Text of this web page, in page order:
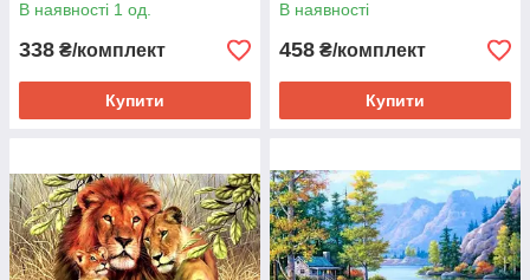
В наявності 1 од.
338 ₴/комплект
Купити
В наявності
458 ₴/комплект
Купити